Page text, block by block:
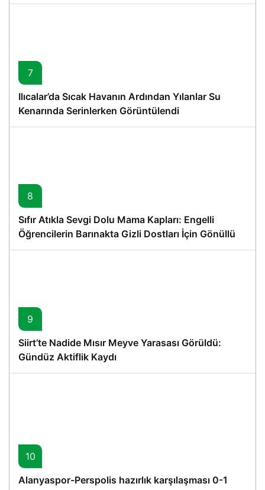
7
Ilıcalar’da Sıcak Havanın Ardından Yılanlar Su
Kenarında Serinlerken Görüntülendi
8
Sıfır Atıkla Sevgi Dolu Mama Kapları: Engelli
Öğrencilerin Barınakta Gizli Dostları İçin Gönüllü
Proje
9
Siirt’te Nadide Mısır Meyve Yarasası Görüldü:
Gündüz Aktiflik Kaydı
10
Alanyaspor-Perspolis hazırlık karşılaşması 0-1